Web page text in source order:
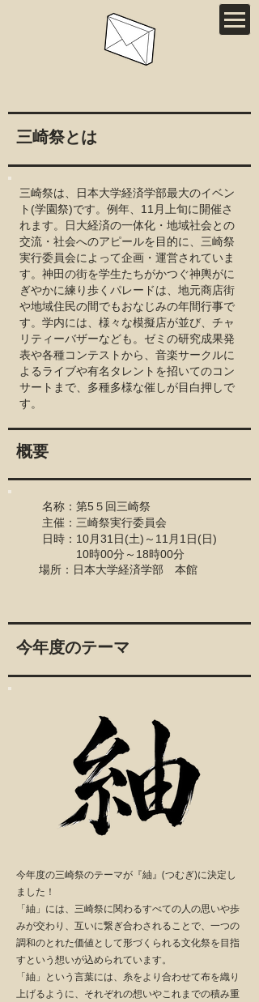
​三崎祭とは
​三崎祭は、日本大学経済学部最大のイベン
ト(学園祭)です。例年、11月上旬に開催さ
れます。​日大経済の一体化・地域社会との
交流・社会へのアピールを目的に、三崎祭
実行委員会によって企画・運営されていま
す。神田の街を学生たちがかつぐ神輿がに
ぎやかに練り歩くパレードは、地元商店街
や地域住民の間でもおなじみの年間行事で
す。学内には、様々な模擬店が並び、チャ
リティーバザーなども。ゼミの研究成果発
表や各種コンテストから、音楽サークルに
よるライブや有名タレントを招いてのコン
サートまで、多種多様な催しが目白押しで
す。
​概要
名称：第5５回三崎祭
主催：三崎祭実行委員会
日時：10月31 日(土)～11月1日(日)
10時00分～18時00分
​ 場所： 日本大学経済学部 本館
​今年度のテーマ
今年度の三崎祭のテーマが『紬』(つむぎ)に決定し
ました！
「紬」には、三崎祭に関わるすべての人の思いや歩
みが交わり、互いに繋ぎ合わされることで、一つの
調和のとれた価値として形づくられる文化祭を目指
すという想いが込められています。
「紬」という言葉には、糸をより合わせて布を織り
上げるように、それぞれの想いやこれまでの積み重